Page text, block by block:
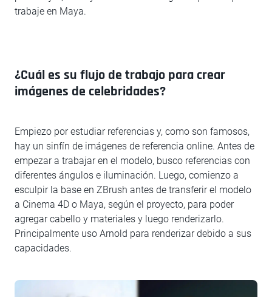
trabaje en Maya.
¿Cuál es su flujo de trabajo para crear
imágenes de celebridades?
Empiezo por estudiar referencias y, como son famosos,
hay un sinfín de imágenes de referencia online. Antes de
empezar a trabajar en el modelo, busco referencias con
diferentes ángulos e iluminación. Luego, comienzo a
esculpir la base en ZBrush antes de transferir el modelo
a Cinema 4D o Maya, según el proyecto, para poder
agregar cabello y materiales y luego renderizarlo.
Principalmente uso Arnold para renderizar debido a sus
capacidades.